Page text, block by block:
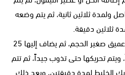
ولمدة ثلاثين ثانية، ثم يتم وضعه
ثلاثين دقيقة.
تُوضع المنفحة في طبق عميق صغير الحجم، ثم يضاف إليها 25
ويتم تحريكها حتى تذوب جيداً، ثم تتم
الخليط لمدة دقيقتين، وبعد ذلك